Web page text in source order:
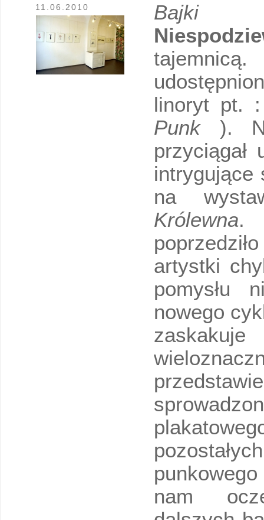
11.06.2010
Bajki
linoryt pt.
Punk ).
intrygujące
na
Królewna.
artystki
pomysłu
nowego
nam